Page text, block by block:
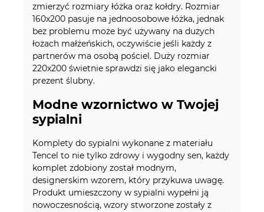
zmierzyć rozmiary łóżka oraz kołdry. Rozmiar
160x200 pasuje na jednoosobowe łóżka, jednak
bez problemu może być używany na dużych
łożach małżeńskich, oczywiście jeśli każdy z
partnerów ma osobą pościel. Duży rozmiar
220x200 świetnie sprawdzi się jako elegancki
prezent ślubny.
Modne wzornictwo w Twojej
sypialni
Komplety do sypialni wykonane z materiału
Tencel to nie tylko zdrowy i wygodny sen, każdy
komplet zdobiony został modnym,
designerskim wzorem, który przykuwa uwagę.
Produkt umieszczony w sypialni wypełni ją
nowoczesnością, wzory stworzone zostały z